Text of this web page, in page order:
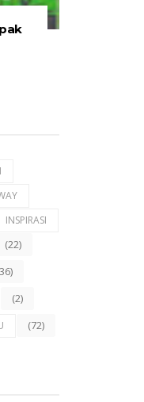
INSPIRASI
(22)
(2)
(72)